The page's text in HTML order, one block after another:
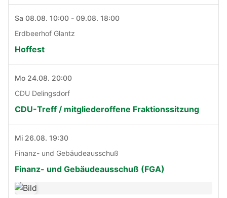
Sa 08.08. 10:00 - 09.08. 18:00
Erdbeerhof Glantz
Hoffest
Mo 24.08. 20:00
CDU Delingsdorf
CDU-Treff / mitgliederoffene Fraktionssitzung
Mi 26.08. 19:30
Finanz- und Gebäudeausschuß
Finanz- und Gebäudeausschuß (FGA)